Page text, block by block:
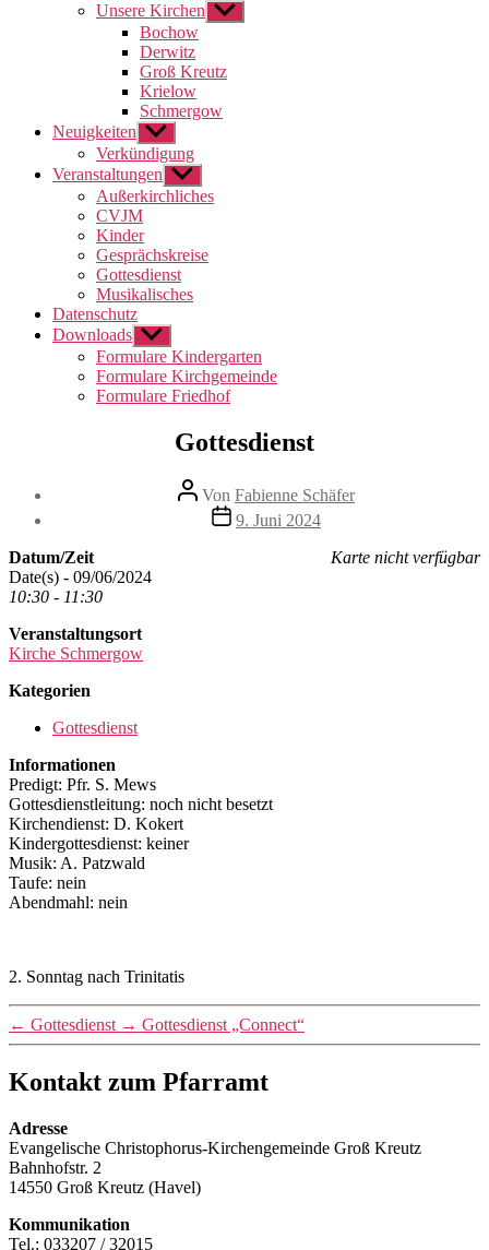
Unsere Kirchen Untermenü
anzeigen
Bochow
Derwitz
Groß Kreutz
Krielow
Schmergow
Neuigkeiten Untermenü
anzeigen
Verkündigung
Veranstaltungen Untermenü
anzeigen
Außerkirchliches
CVJM
Kinder
Gesprächskreise
Gottesdienst
Musikalisches
Datenschutz
Downloads Untermenü
anzeigen
Formulare Kindergarten
Formulare Kirchgemeinde
Formulare Friedhof
Gottesdienst
Beitragsautor
Von Fabienne Schäfer
Beitragsdatum
9. Juni 2024
Karte nicht verfügbar
Datum/Zeit
Date(s) - 09/06/2024
10:30 - 11:30
Veranstaltungsort
Kirche Schmergow
Kategorien
Gottesdienst
Informationen
Predigt: Pfr. S. Mews
Gottesdienstleitung: noch nicht besetzt
Kirchendienst: D. Kokert
Kindergottesdienst: keiner
Musik: A. Patzwald
Taufe: nein
Abendmahl: nein
2. Sonntag nach Trinitatis
← Gottesdienst → Gottesdienst „Connect“
Kontakt zum Pfarramt
Adresse
Evangelische Christophorus-Kirchengemeinde Groß Kreutz
Bahnhofstr. 2
14550 Groß Kreutz (Havel)
Kommunikation
Tel.: 033207 / 32015